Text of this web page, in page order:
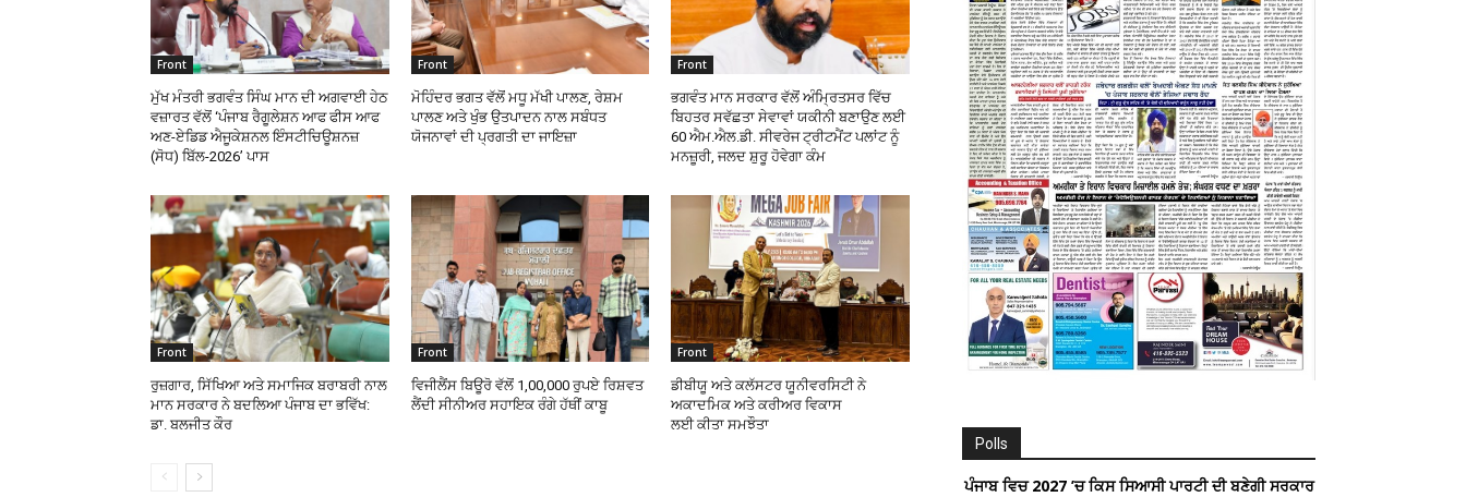
Front
ਮੁੱਖ ਮੰਤਰੀ ਭਗਵੰਤ ਸਿੰਘ ਮਾਨ ਦੀ ਅਗਵਾਈ ਹੇਠ
ਵਜ਼ਾਰਤ ਵੱਲੋਂ ‘ਪੰਜਾਬ ਰੈਗੂਲੇਸ਼ਨ ਆਫ ਫੀਸ ਆਫ
ਅਣ-ਏਡਿਡ ਐਜੂਕੇਸ਼ਨਲ ਇੰਸਟੀਚਿਊਸ਼ਨਜ਼
(ਸੋਧ) ਬਿੱਲ-2026’ ਪਾਸ
Front
ਮੋਹਿੰਦਰ ਭਗਤ ਵੱਲੋਂ ਮਧੂ ਮੱਖੀ ਪਾਲਣ, ਰੇਸ਼ਮ
ਪਾਲਣ ਅਤੇ ਖੁੰਭ ਉਤਪਾਦਨ ਨਾਲ ਸਬੰਧਤ
ਯੋਜਨਾਵਾਂ ਦੀ ਪ੍ਰਗਤੀ ਦਾ ਜਾਇਜ਼ਾ
Front
ਭਗਵੰਤ ਮਾਨ ਸਰਕਾਰ ਵੱਲੋਂ ਅੰਮ੍ਰਿਤਸਰ ਵਿੱਚ
ਬਿਹਤਰ ਸਵੱਛਤਾ ਸੇਵਾਵਾਂ ਯਕੀਨੀ ਬਣਾਉਣ ਲਈ
60 ਐਮ.ਐਲ.ਡੀ. ਸੀਵਰੇਜ ਟ੍ਰੀਟਮੈਂਟ ਪਲਾਂਟ ਨੂੰ
ਮਨਜ਼ੂਰੀ, ਜਲਦ ਸ਼ੁਰੂ ਹੋਵੇਗਾ ਕੰਮ
Front
ਰੁਜ਼ਗਾਰ, ਸਿੱਖਿਆ ਅਤੇ ਸਮਾਜਿਕ ਬਰਾਬਰੀ ਨਾਲ
ਮਾਨ ਸਰਕਾਰ ਨੇ ਬਦਲਿਆ ਪੰਜਾਬ ਦਾ ਭਵਿੱਖ:
ਡਾ. ਬਲਜੀਤ ਕੌਰ
Front
ਵਿਜੀਲੈਂਸ ਬਿਊਰੋ ਵੱਲੋਂ 1,00,000 ਰੁਪਏ ਰਿਸ਼ਵਤ
ਲੈਂਦੀ ਸੀਨੀਅਰ ਸਹਾਇਕ ਰੰਗੇ ਹੱਥੀਂ ਕਾਬੂ
Front
ਡੀਬੀਯੂ ਅਤੇ ਕਲੱਸਟਰ ਯੂਨੀਵਰਸਿਟੀ ਨੇ
ਅਕਾਦਮਿਕ ਅਤੇ ਕਰੀਅਰ ਵਿਕਾਸ
ਲਈ ਕੀਤਾ ਸਮਝੌਤਾ
Polls
ਪੰਜਾਬ ਵਿਚ 2027 ’ਚ ਕਿਸ ਸਿਆਸੀ ਪਾਰਟੀ ਦੀ ਬਣੇਗੀ ਸਰਕਾਰ